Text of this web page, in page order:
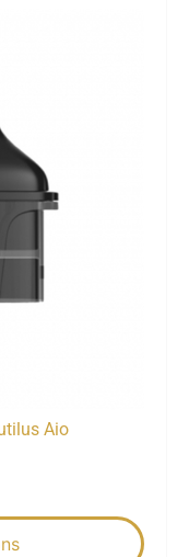
Aio